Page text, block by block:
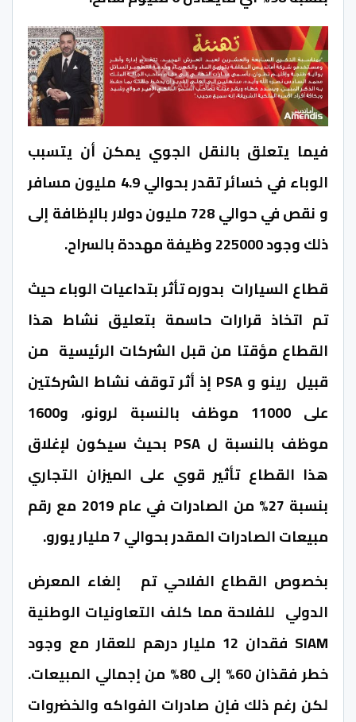
فيما يتعلق بالنقل الجوي يمكن أن يتسبب
الوباء في خسائر تقدر بحوالي 4.9 مليون مسافر
و نقص في حوالي 728 مليون دولار بالإظافة إلى
ذلك وجود 225000 وظيفة مهددة بالسراح.
قطاع السيارات بدوره تأثر بتداعيات الوباء حيث
تم اتخاذ قرارات حاسمة بتعليق نشاط هذا
القطاع مؤقتا من قبل الشركات الرئيسية من
قبيل رينو و PSA إذ أثر توقف نشاط الشركتين
على 11000 موظف بالنسبة لرونو، و1600
موظف بالنسبة ل PSA بحيث سيكون لإغلاق
هذا القطاع تأثير قوي على الميزان التجاري
بنسبة 27% من الصادرات في عام 2019 مع رقم
مبيعات الصادرات المقدر بحوالي 7 مليار يورو.
بخصوص القطاع الفلاحي تم إلغاء المعرض
الدولي للفلاحة مما كلف التعاونيات الوطنية
SIAM فقدان 12 مليار درهم للعقار مع وجود
خطر فقذان 60% إلى 80% من إجمالي المبيعات.
لكن رغم ذلك فإن صادرات الفواكه والخضروات